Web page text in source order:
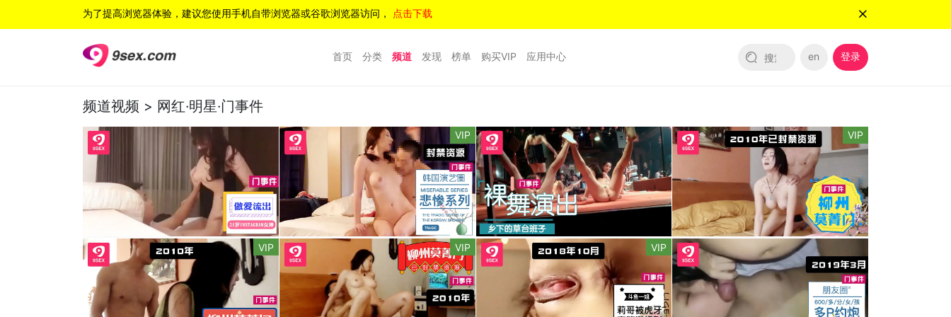
为了提高浏览器体验，建议您使用手机自带浏览器或谷歌浏览器访问， 点击下载
首页 分类 频道 发现 榜单 购买VIP 应用中心 en 登录
频道视频 > 网红·明星·门事件
VIP VIP
VIP VIP VIP